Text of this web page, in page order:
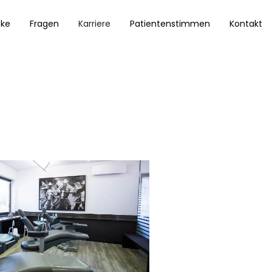
Fragen Karriere Patientenstimmen Kontakt